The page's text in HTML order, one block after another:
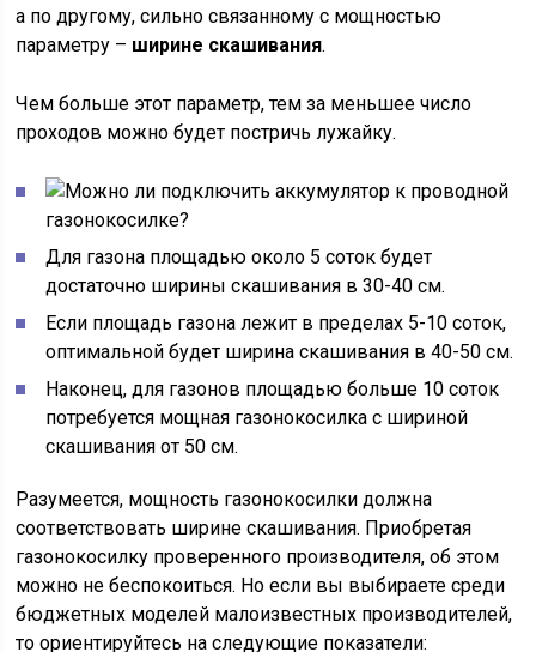
а по другому, сильно связанному с мощностью
параметру – ширине скашивания.
Чем больше этот параметр, тем за меньшее число
проходов можно будет постричь лужайку.
Для газона площадью около 5 соток будет
достаточно ширины скашивания в 30-40 см.
Если площадь газона лежит в пределах 5-10 соток,
оптимальной будет ширина скашивания в 40-50 см.
Наконец, для газонов площадью больше 10 соток
потребуется мощная газонокосилка с шириной
скашивания от 50 см.
Разумеется, мощность газонокосилки должна
соответствовать ширине скашивания. Приобретая
газонокосилку проверенного производителя, об этом
можно не беспокоиться. Но если вы выбираете среди
бюджетных моделей малоизвестных производителей,
то ориентируйтесь на следующие показатели: